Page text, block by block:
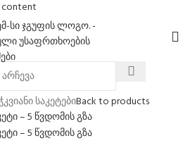
content
საკეტებიBack to products